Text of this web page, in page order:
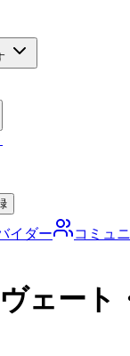
イダー コミュ
ェート